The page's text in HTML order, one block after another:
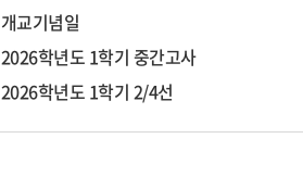
개교기념일
2026학년도 1학기 중간고사
2026학년도 1학기 2/4선